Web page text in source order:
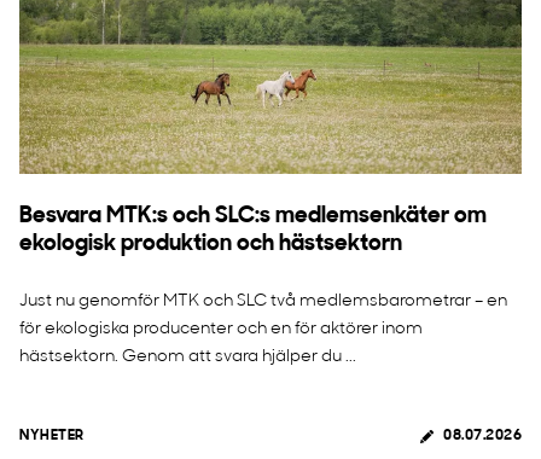
Besvara MTK:s och SLC:s medlemsenkäter om
ekologisk produktion och hästsektorn
Just nu genomför MTK och SLC två medlemsbarometrar – en
för ekologiska producenter och en för aktörer inom
hästsektorn. Genom att svara hjälper du ...
NYHETER 08.07.2026